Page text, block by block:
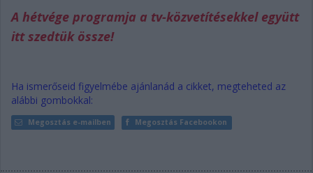
A hétvége programja a tv-közvetítésekkel együtt
itt szedtük össze!
Ha ismerőseid figyelmébe ajánlanád a cikket, megteheted az
alábbi gombokkal:
Megosztás e-mailben Megosztás Facebookon